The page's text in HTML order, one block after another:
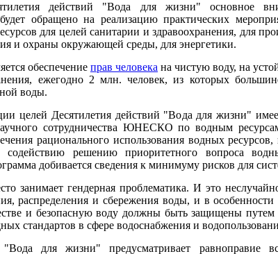
действий "Вода для жизни" основное
обращено на реализацию практических
для целей санитарии и здравоохранения, для
и охраны окружающей среды, для энергетики.
обеспечение прав человека на чистую воду, на
ежегодно 2 млн. человек, из которых
воды.
целей Десятилетия действий "Вода для жизни"
сотрудничества ЮНЕСКО по водным
рационального использования водных
решению приоритетного вопроса
добивается сведения к минимуму рисков для
занимает гендерная проблематика. И это
распределения и сбережения воды, и в
и безопасную воду должны быть защищены путем
стандартов в сфере водоснабжения и
"Вода для жизни" предусматривает